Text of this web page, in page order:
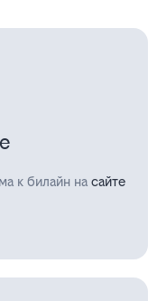
к билайн на сайте